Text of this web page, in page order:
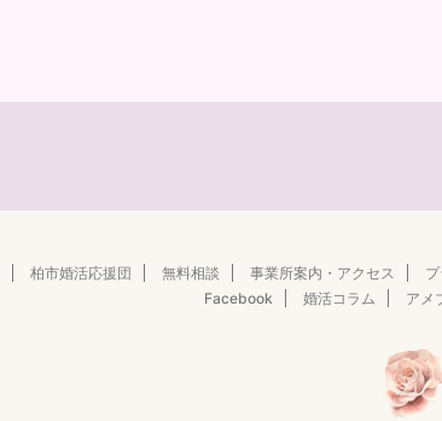
柏市婚活応援団 無料相談 事業所案内・アクセス
Facebook
婚活コラム アメ